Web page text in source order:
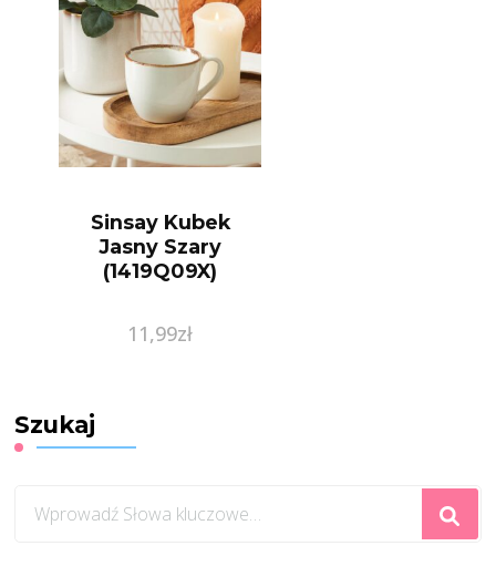
Sinsay Kubek
Jasny Szary
(1419Q09X)
11,99zł
Szukaj
czegoś?